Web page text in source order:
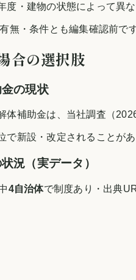
度・建物の状態によって異
無・条件とも編集確認前で
合の選択肢
の現状
体補助金は、当社調査（
で新設・改定されることが
況（実データ）
4自治体で制度あり・出典